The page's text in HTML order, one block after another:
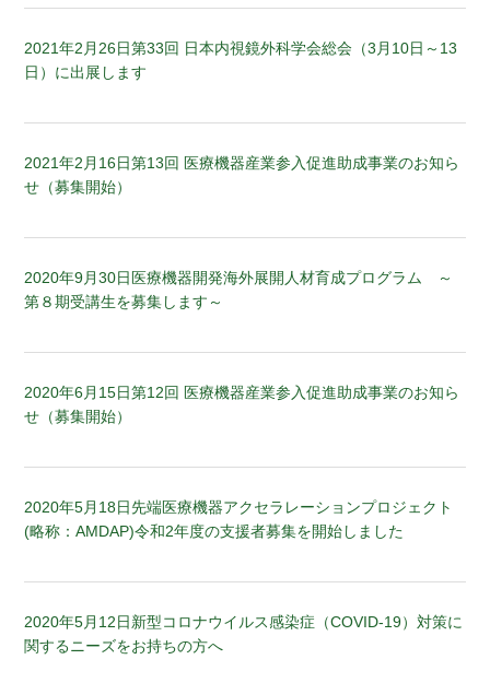
2021年2月26日第33回 日本内視鏡外科学会総会（3月10日～13
日）に出展します
2021年2月16日第13回 医療機器産業参入促進助成事業のお知ら
せ（募集開始）
2020年9月30日医療機器開発海外展開人材育成プログラム ～
第８期受講生を募集します～
2020年6月15日第12回 医療機器産業参入促進助成事業のお知ら
せ（募集開始）
2020年5月18日先端医療機器アクセラレーションプロジェクト
(略称：AMDAP)令和2年度の支援者募集を開始しました
2020年5月12日新型コロナウイルス感染症（COVID-19）対策に
関するニーズをお持ちの方へ